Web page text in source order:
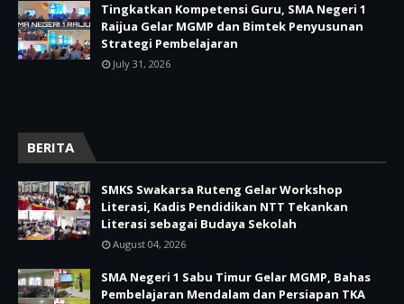
Tingkatkan Kompetensi Guru, SMA Negeri 1
Raijua Gelar MGMP dan Bimtek Penyusunan
Strategi Pembelajaran
July 31, 2026
BERITA
SMKS Swakarsa Ruteng Gelar Workshop
Literasi, Kadis Pendidikan NTT Tekankan
Literasi sebagai Budaya Sekolah
August 04, 2026
SMA Negeri 1 Sabu Timur Gelar MGMP, Bahas
Pembelajaran Mendalam dan Persiapan TKA